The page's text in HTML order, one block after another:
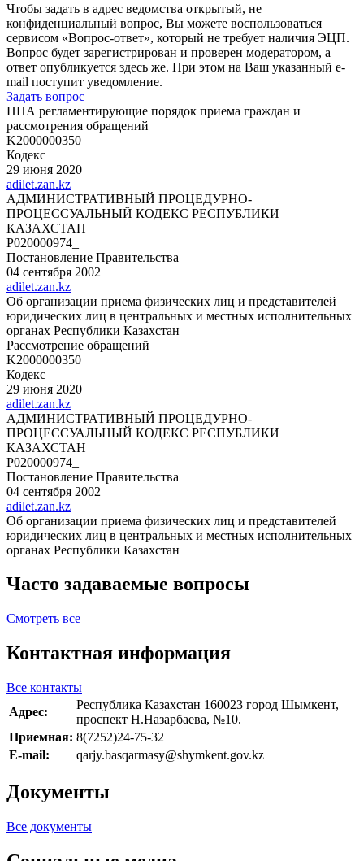
Чтобы задать в адрес ведомства открытый, не
конфиденциальный вопрос, Вы можете воспользоваться
сервисом «Вопрос-ответ», который не требует наличия ЭЦП.
Вопрос будет зарегистрирован и проверен модератором, а
ответ опубликуется здесь же. При этом на Ваш указанный e-
mail поступит уведомление.
Задать вопрос
НПА регламентирующие порядок приема граждан и
рассмотрения обращений
K2000000350
Кодекс
29 июня 2020
adilet.zan.kz
АДМИНИСТРАТИВНЫЙ ПРОЦЕДУРНО-
ПРОЦЕССУАЛЬНЫЙ КОДЕКС РЕСПУБЛИКИ
КАЗАХСТАН
P020000974_
Постановление Правительства
04 сентября 2002
adilet.zan.kz
Об организации приема физических лиц и представителей
юридических лиц в центральных и местных исполнительных
органах Республики Казахстан
Рассмотрение обращений
K2000000350
Кодекс
29 июня 2020
adilet.zan.kz
АДМИНИСТРАТИВНЫЙ ПРОЦЕДУРНО-
ПРОЦЕССУАЛЬНЫЙ КОДЕКС РЕСПУБЛИКИ
КАЗАХСТАН
P020000974_
Постановление Правительства
04 сентября 2002
adilet.zan.kz
Об организации приема физических лиц и представителей
юридических лиц в центральных и местных исполнительных
органах Республики Казахстан
Часто задаваемые вопросы
Смотреть все
Контактная информация
Все контакты
Адрес:
Республика Казахстан 160023 город Шымкент,
проспект Н.Назарбаева, №10.
Приемная: 8(7252)24-75-32
E-mail:
qarjy.basqarmasy@shymkent.gov.kz
Документы
Все документы